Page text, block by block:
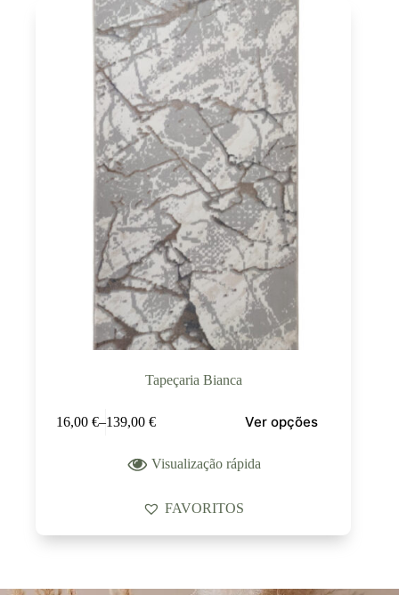
Tapeçaria Bianca
16,00 €–139,00 € Ver opções
Visualização rápida
FAVORITOS